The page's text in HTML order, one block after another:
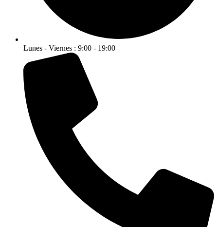
Lunes - Viernes : 9:00 - 19:00